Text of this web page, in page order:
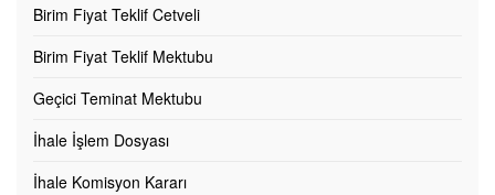
Birim Fiyat Teklif Cetveli
Birim Fiyat Teklif Mektubu
Geçici Teminat Mektubu
İhale İşlem Dosyası
İhale Komisyon Kararı